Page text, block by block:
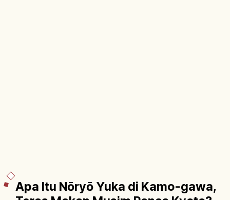
Apa Itu Nōryō Yuka di Kamo-gawa,